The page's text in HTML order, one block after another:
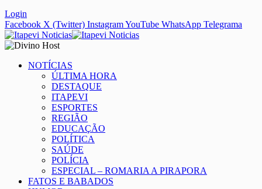
Login
Facebook X (Twitter) InstagramYouTube WhatsApp Telegrama
NOTÍCIAS
ÚLTIMA HORA
DESTAQUE
ITAPEVI
ESPORTES
REGIÃO
EDUCAÇÃO
POLÍTICA
SAÚDE
POLÍCIA
ESPECIAL – ROMARIA A PIRAPORA
FATOS E BABADOS